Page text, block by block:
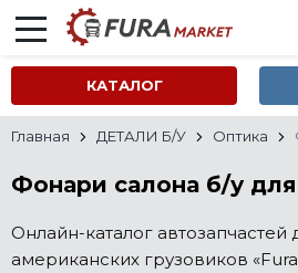
КАТАЛОГ
Главная ДЕТАЛИ Б/У Оптика
Фонари салона б/у для
Онлайн-каталог
американских грузовиков